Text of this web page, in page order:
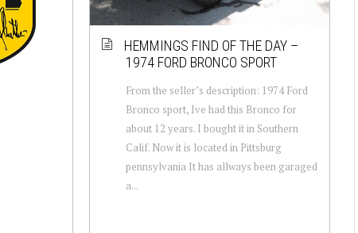
HEMMINGS FIND OF THE DAY –
1974 FORD BRONCO SPORT
From the seller’s description: 1974 Ford
Bronco sport, Ive had this Bronco for
about 12 years. I bought it in Southern
Calif. Now it is located in Pittsburg
pennsylvania It has allways been garaged
a...